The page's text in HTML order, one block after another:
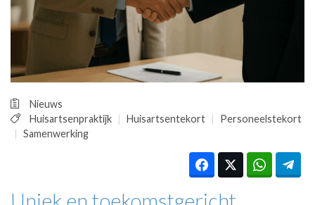
PRAKTIJKZAKEN
TARIEVEN
VPHUISARTSEN
MEDISCHE VAKHANDEL
REGISTRATIE
Nieuws
Huisartsenpraktijk
Huisartsentekort
Personeelstekort
Samenwerking